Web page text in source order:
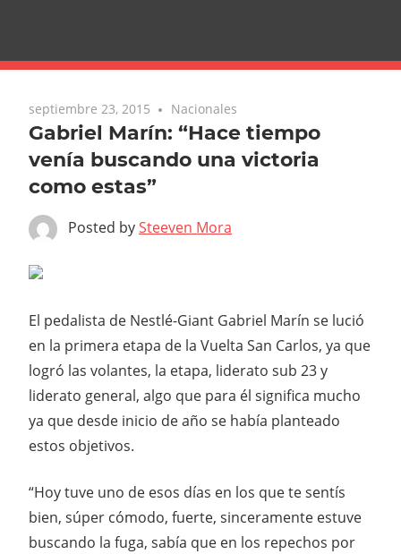
septiembre 23, 2015 Nacionales
Gabriel Marín: “Hace tiempo
venía buscando una victoria
como estas”
Posted bySteeven Mora
El pedalista de Nestlé-Giant Gabriel Marín se lució
en la primera etapa de la Vuelta San Carlos, ya que
logró las volantes, la etapa, liderato sub 23 y
liderato general, algo que para él significa mucho
ya que desde inicio de año se había planteado
estos objetivos.
“Hoy tuve uno de esos días en los que te sentís
bien, súper cómodo, fuerte, sinceramente estuve
buscando la fuga, sabía que en los repechos por